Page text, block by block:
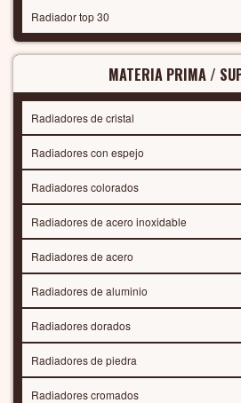
Radiador top 30
MATERIA PRIMA /
Radiadores de cristal
Radiadores con espejo
Radiadores colorados
Radiadores de acero inoxidable
Radiadores de acero
Radiadores de aluminio
Radiadores dorados
Radiadores de piedra
Radiadores cromados